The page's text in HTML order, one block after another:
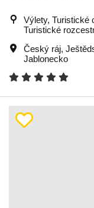
Výlety, Turistické
Turistické
Český ráj,
Jablonecko